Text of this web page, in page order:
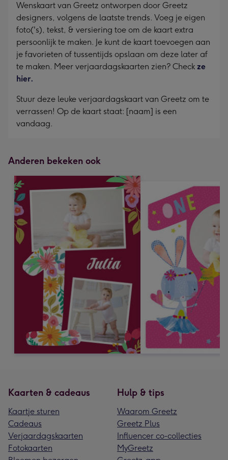
333
x
241
mm
Wenskaart van Greetz ontworpen door Greetz
designers, volgens de laatste trends. Voeg je eigen
foto('s), tekst, & versiering toe om de kaart extra
persoonlijk te maken. Je kunt de kaart toevoegen aan
je favorieten of tussentijds opslaan om deze later af
te maken. Meer verjaardagskaarten zien? Check ze
hier.
Stuur deze leuke verjaardagskaart van Greetz om te
verrassen! Op de kaart staat: [naam] is een
vandaag.
Anderen bekeken ook
Kaarten & cadeaus
Kaartje sturen
Cadeaus
Verjaardagskaarten
Fotokaarten
Hulp & tips
Waarom Greetz
Greetz Plus
Influencer co-collecties
MyGreetz